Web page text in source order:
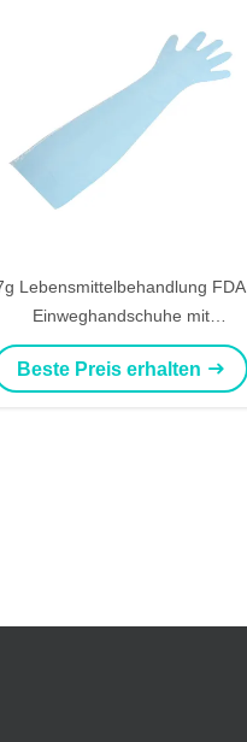
Lebensmittelbehandlung FDA
Einweghandschuhe mit
elastischer Schulterlänge
Beste Preis erhalten